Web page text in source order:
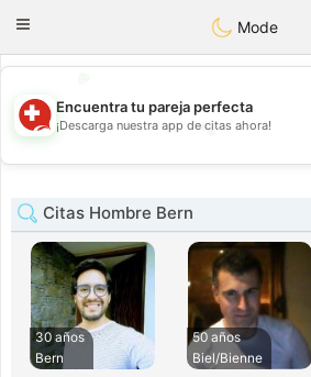
Suissi
Toggle
Mode
💖
💕
Encuentra tu pareja perfecta
¡Descarga nuestra app de citas ahora!
Citas Hombre Bern
30 años
Bern
50 años
Biel/Bienne